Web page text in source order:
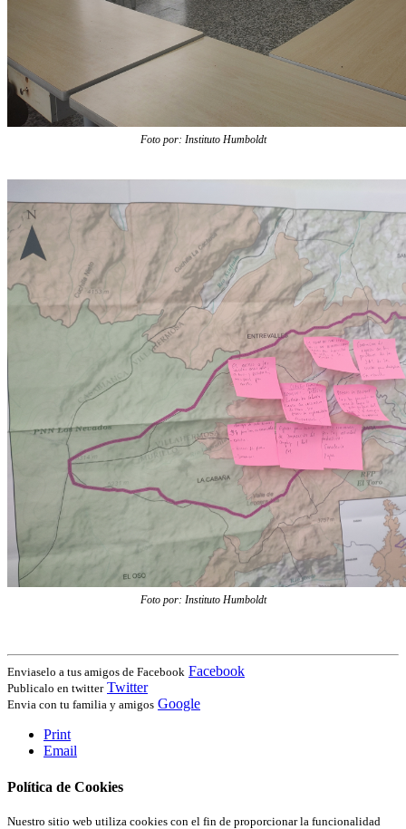
Foto por: Instituto Humboldt
Foto por: Instituto Humboldt
Enviaselo a tus amigos de Facebook Facebook
Publicalo en twitter Twitter
Envia con tu familia y amigos Google
Print
Email
Política de Cookies
Nuestro sitio web utiliza cookies con el fin de proporcionar la funcionalidad